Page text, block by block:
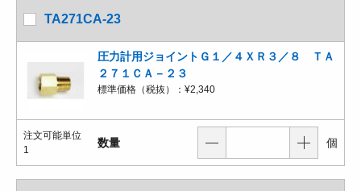
TA271CA-23
圧力計用ジョイントＧ１／４ＸＲ３／８ ＴＡ
２７１ＣＡ－２３
標準価格（税抜）： ¥2,340
注文可能単位
1
数量 個